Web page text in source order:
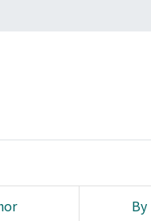
By